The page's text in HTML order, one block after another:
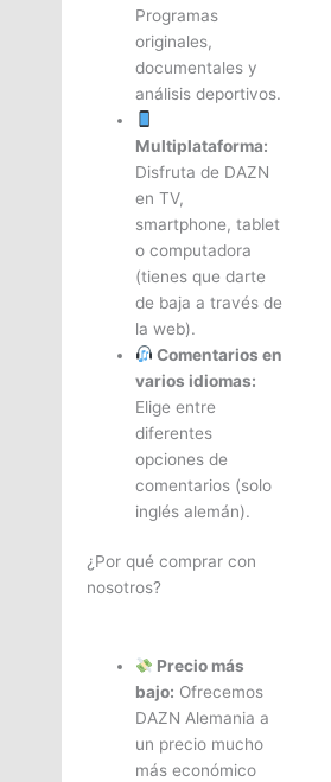
Programas
originales,
documentales y
análisis deportivos.
Multiplataforma:
Disfruta de DAZN
en TV,
smartphone, tablet
o computadora
(tienes que darte
de baja a través de
la web).
Comentarios en
varios idiomas:
Elige entre
diferentes
opciones de
comentarios (solo
inglés alemán).
¿Por qué comprar con
nosotros?
Precio más
bajo: Ofrecemos
DAZN Alemania a
un precio mucho
más económico